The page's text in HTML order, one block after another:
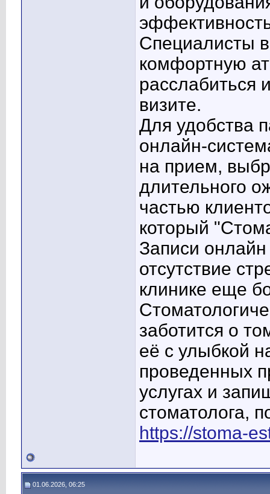
Специалисты в
комфортную
расслабиться
визите.
Для удобства
онлайн-
на прием,
длительного
частью
который
Записи
отсутствие
клинике еще
заботится о
её с улыбкой
проведенных
услугах и
стоматолога,
https://stoma-
01.06.2026, 06:25